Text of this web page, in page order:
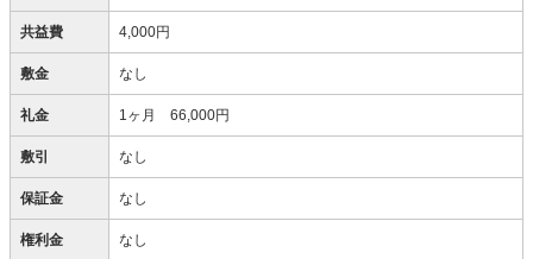
共益費 4,000円
敷金 なし
礼金 1ヶ月 66,000円
敷引 なし
保証金 なし
権利金 なし